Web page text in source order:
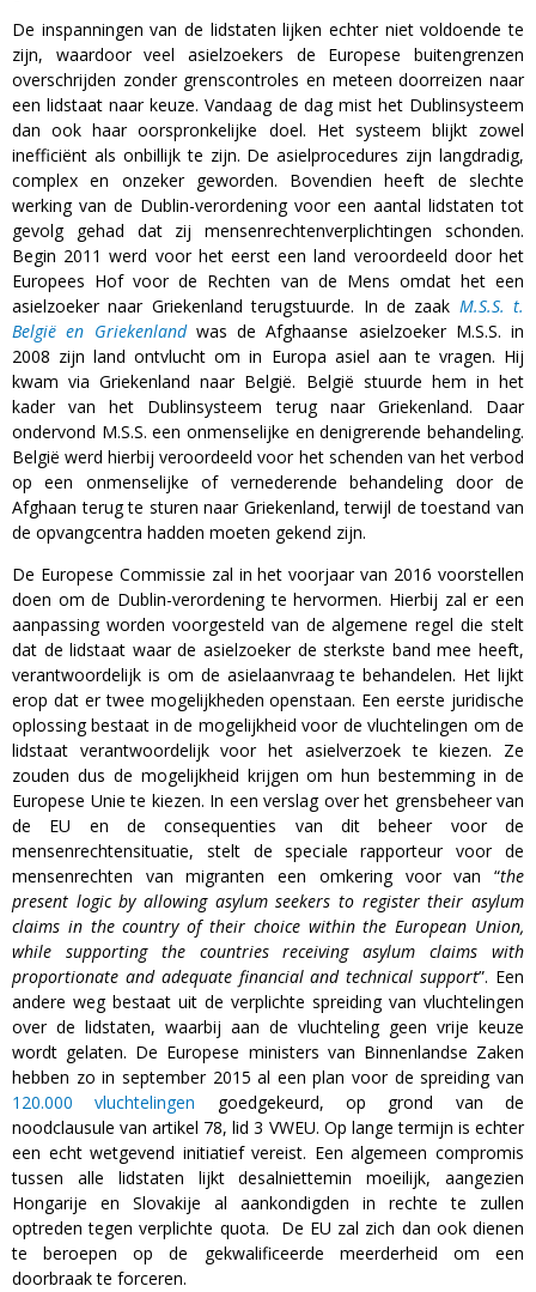
De inspanningen van de lidstaten lijken echter niet voldoende te
zijn, waardoor veel asielzoekers de Europese buitengrenzen
overschrijden zonder grenscontroles en meteen doorreizen naar
een lidstaat naar keuze. Vandaag de dag mist het Dublinsysteem
dan ook haar oorspronkelijke doel. Het systeem blijkt zowel
inefficiënt als onbillijk te zijn. De asielprocedures zijn langdradig,
complex en onzeker geworden. Bovendien heeft de slechte
werking van de Dublin-verordening voor een aantal lidstaten tot
gevolg gehad dat zij mensenrechtenverplichtingen schonden.
Begin 2011 werd voor het eerst een land veroordeeld door het
Europees Hof voor de Rechten van de Mens omdat het een
asielzoeker naar Griekenland terugstuurde. In de zaak M.S.S. t.
België en Griekenlandwas de Afghaanse asielzoeker M.S.S. in
2008 zijn land ontvlucht om in Europa asiel aan te vragen. Hij
kwam via Griekenland naar België. België stuurde hem in het
kader van het Dublinsysteem terug naar Griekenland. Daar
ondervond M.S.S. een onmenselijke en denigrerende behandeling.
België werd hierbij veroordeeld voor het schenden van het verbod
op een onmenselijke of vernederende behandeling door de
Afghaan terug te sturen naar Griekenland, terwijl de toestand van
de opvangcentra hadden moeten gekend zijn.
De Europese Commissie zal in het voorjaar van 2016 voorstellen
doen om de Dublin-verordening te hervormen. Hierbij zal er een
aanpassing worden voorgesteld van de algemene regel die stelt
dat de lidstaat waar de asielzoeker de sterkste band mee heeft,
verantwoordelijk is om de asielaanvraag te behandelen. Het lijkt
erop dat er twee mogelijkheden openstaan. Een eerste juridische
oplossing bestaat in de mogelijkheid voor de vluchtelingen om de
lidstaat verantwoordelijk voor het asielverzoek te kiezen. Ze
zouden dus de mogelijkheid krijgen om hun bestemming in de
Europese Unie te kiezen. In een verslag over het grensbeheer van
de EU en de consequenties van dit beheer voor de
mensenrechtensituatie, stelt de speciale rapporteur voor de
mensenrechten van migranten een omkering voor van “the
present logic by allowing asylum seekers to register their asylum
claims in the country of their choice within the European Union,
while supporting the countries receiving asylum claims with
proportionate and adequate financial and technical support”. Een
andere weg bestaat uit de verplichte spreiding van vluchtelingen
over de lidstaten, waarbij aan de vluchteling geen vrije keuze
wordt gelaten. De Europese ministers van Binnenlandse Zaken
hebben zo in september 2015 al een plan voor de spreiding van
120.000 vluchtelingen goedgekeurd, op grond van de
noodclausule van artikel 78, lid 3 VWEU. Op lange termijn is echter
een echt wetgevend initiatief vereist. Een algemeen compromis
tussen alle lidstaten lijkt desalniettemin moeilijk, aangezien
Hongarije en Slovakije al aankondigden in rechte te zullen
optreden tegen verplichte quota. De EU zal zich dan ook dienen
te beroepen op de gekwalificeerde meerderheid om een
doorbraak te forceren.